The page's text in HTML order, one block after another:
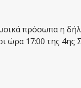
πρόσωπα η
ώρα 17:00 της 4ης